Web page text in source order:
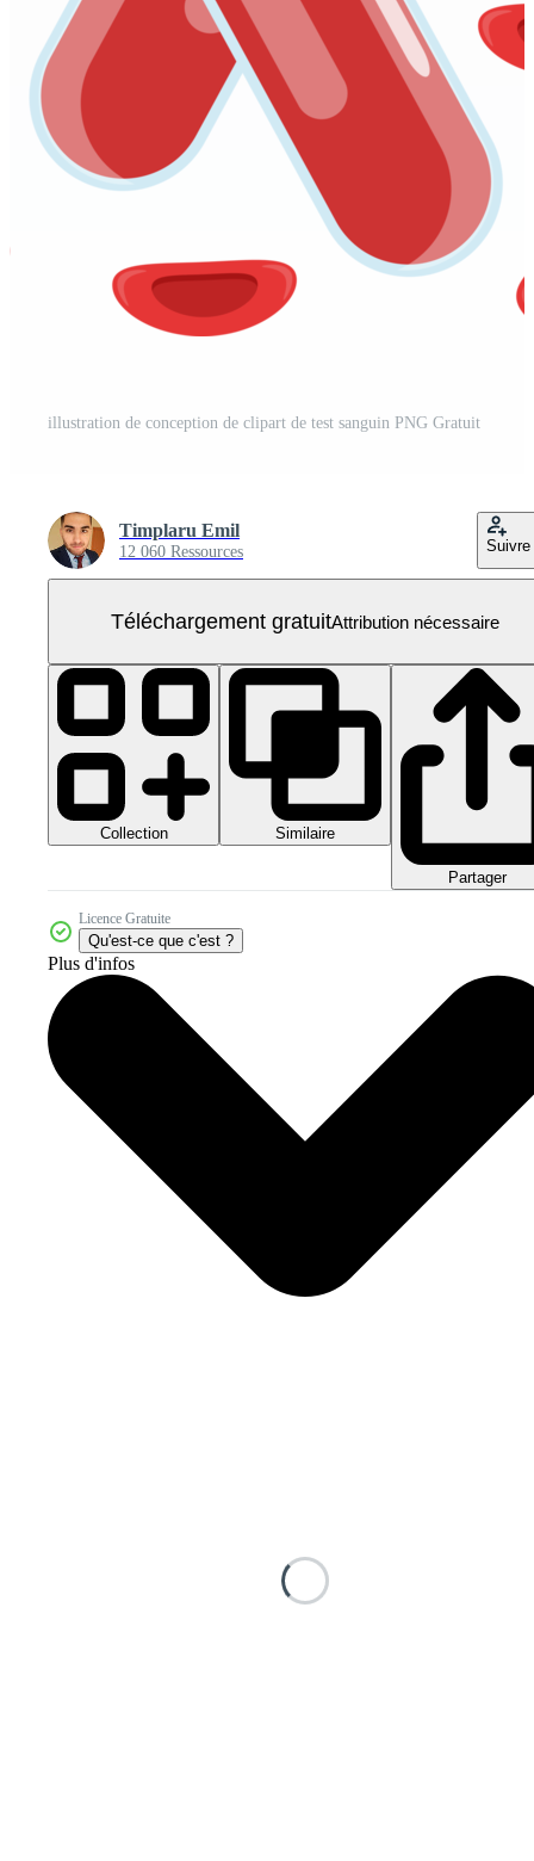
illustration de conception de clipart de test sanguin PNG Gratuit
Timplaru Emil
12 060 Ressources Suivre
Téléchargement gratuitAttribution nécessaire
Collection Similaire
Partager
Licence Gratuite
Qu'est-ce que c'est ?
Plus d'infos